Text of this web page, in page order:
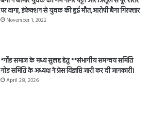
पर दागा, इंफेक्शन से युवक की हुई मौत,आरोपी बैगा गिरफ्तार
November 1, 2022
*गोंड समाज के मध्य सुलह हेतु **संभागीय समन्वय समिति
गोड समिति के अध्यक्ष ने प्रेस विज्ञप्ति जारी कर दी जानकारी।
April 28, 2026